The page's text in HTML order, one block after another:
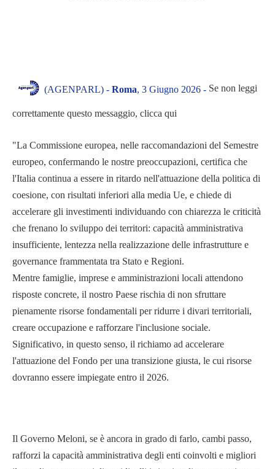
(AGENPARL) - Roma, 3 Giugno 2026 - Se non leggi
correttamente questo messaggio, clicca qui
"La Commissione europea, nelle raccomandazioni del Semestre
europeo, confermando le nostre preoccupazioni, certifica che
l'Italia continua a essere in ritardo nell'attuazione della politica di
coesione, con risultati inferiori alla media Ue, e chiede di
accelerare gli investimenti individuando con chiarezza le criticità
che frenano lo sviluppo dei territori: capacità amministrativa
insufficiente, lentezza nella realizzazione delle infrastrutture e
governance frammentata tra Stato e Regioni.
Mentre famiglie, imprese e amministrazioni locali attendono
risposte concrete, il nostro Paese rischia di non sfruttare
pienamente risorse fondamentali per ridurre i divari territoriali,
creare occupazione e rafforzare l'inclusione sociale.
Significativo, in questo senso, il richiamo ad accelerare
l'attuazione del Fondo per una transizione giusta, le cui risorse
dovranno essere impiegate entro il 2026.
Il Governo Meloni, se è ancora in grado di farlo, cambi passo,
rafforzi la capacità amministrativa degli enti coinvolti e migliori